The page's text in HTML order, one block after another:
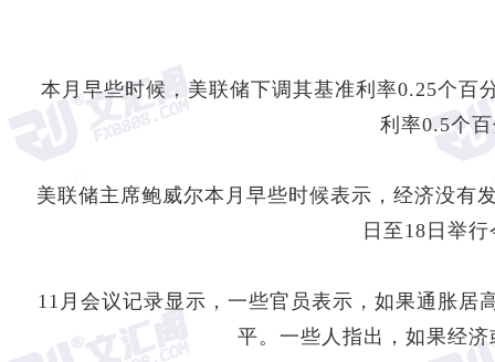
本月早些时候，美联储下调其基准利率0.25个百
利率0.5个
美联储主席鲍威尔本月早些时候表示，经济没有
日至18日举
11月会议记录显示，一些官员表示，如果通胀居
平。一些人指出，如果经